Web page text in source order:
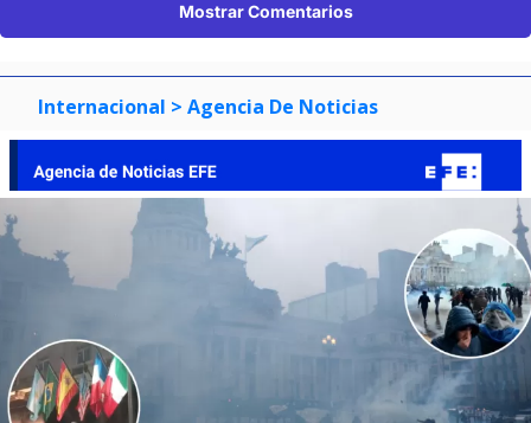
Mostrar Comentarios
Internacional > Agencia De Noticias